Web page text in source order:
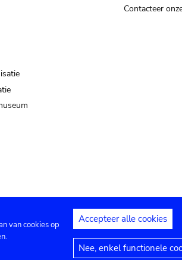
Contacteer
instellingen Juridische
van cookies op
Accepteer alle cookies
Nee, enkel functionele